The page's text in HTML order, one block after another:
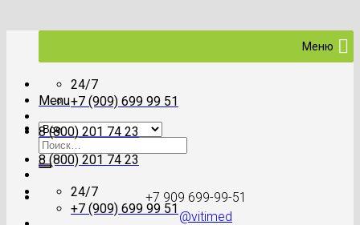
Menu
Искать:
+7 909 699-99-51
@vitimed
Меню
24/7
+7 (909) 699 99 51
8 (800) 201 74 23
8 (800) 201 74 23
24/7
+7 (909) 699 99 51